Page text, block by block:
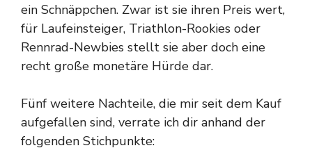
ein Schnäppchen. Zwar ist sie ihren Preis wert,
für Laufeinsteiger, Triathlon-Rookies oder
Rennrad-Newbies stellt sie aber doch eine
recht große monetäre Hürde dar.
Fünf weitere Nachteile, die mir seit dem Kauf
aufgefallen sind, verrate ich dir anhand der
folgenden Stichpunkte: